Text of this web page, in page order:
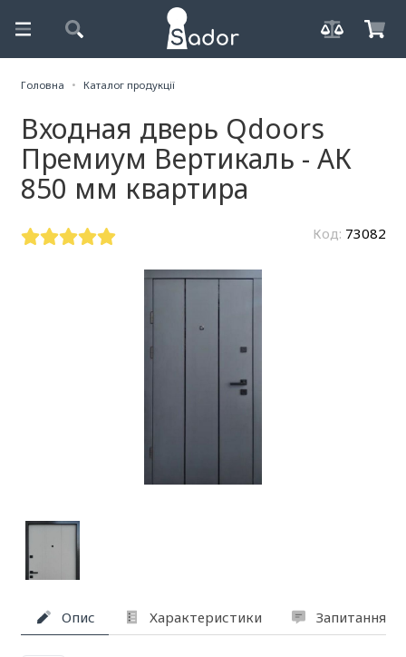
Головна Каталог продукції
Входная дверь Qdoors
Премиум Вертикаль - АК
850 мм квартира
Код: 73082
Опис Характеристики Запитання